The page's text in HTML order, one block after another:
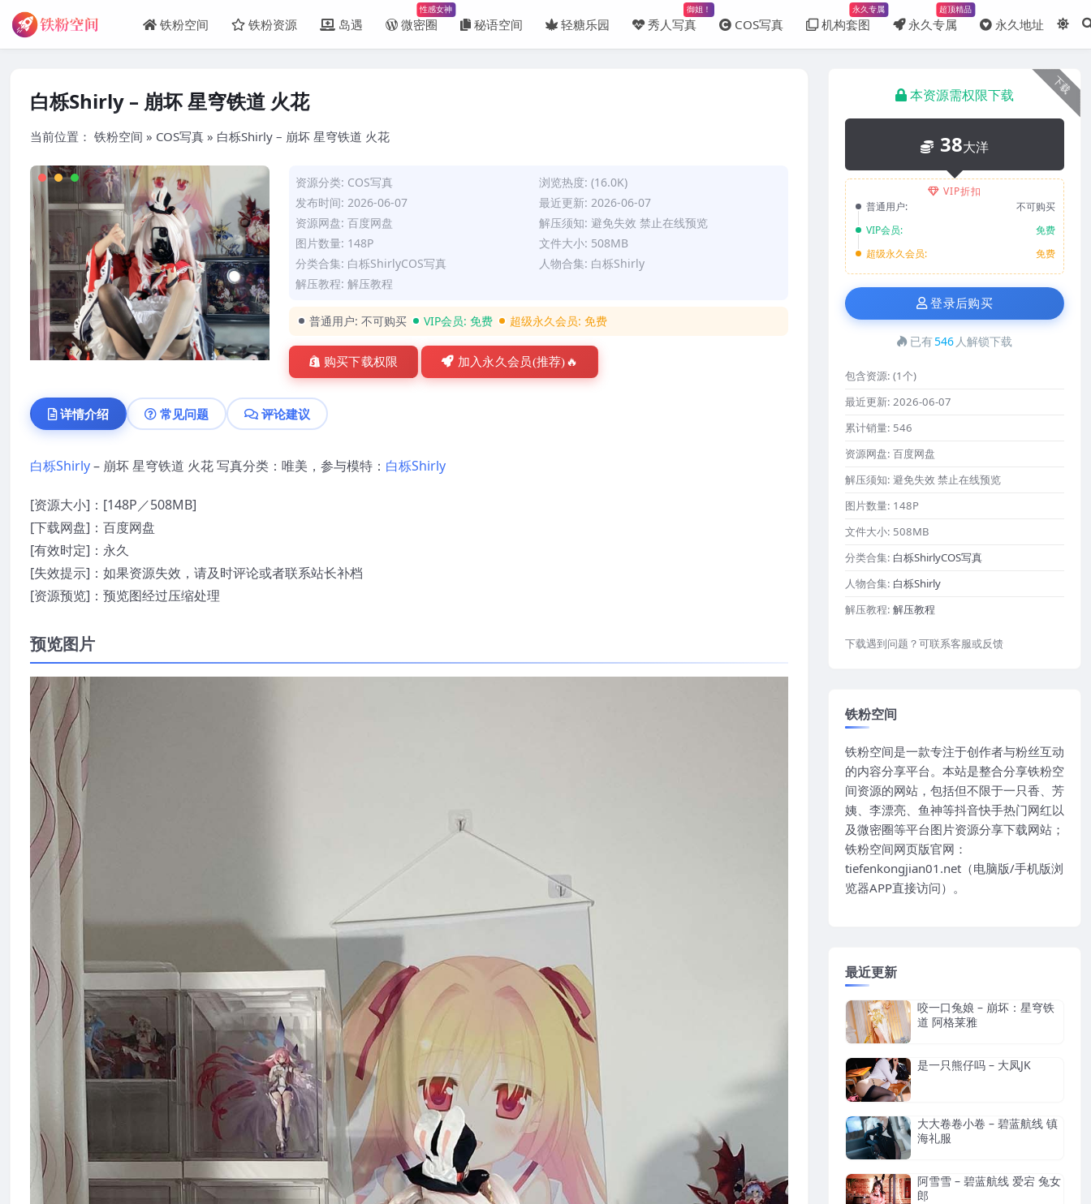
铁粉空间 铁粉资源 岛遇 微密圈
性感女神
秘语空间 轻糖乐园 秀人写真
御姐！
COS写真 机构套图
永久专属
永久专属
超顶精品
永久地址
白栎Shirly – 崩坏 星穹铁道 火花
当前位置： 铁粉空间 » COS写真 » 白栎Shirly – 崩坏 星穹铁道 火花
资源分类: COS写真
浏览热度: (16.0K)
发布时间: 2026-06-07
最近更新: 2026-06-07
资源网盘: 百度网盘
解压须知: 避免失效 禁止在线预览
图片数量: 148P
文件大小: 508MB
分类合集: 白栎ShirlyCOS写真 人物合集: 白栎Shirly
解压教程:解压教程
普通用户:不可购买 VIP会员:免费 超级永久会员:免费
购买下载权限 加入永久会员(推荐)🔥
详情介绍 常见问题 评论建议
白栎Shirly– 崩坏 星穹铁道 火花 写真分类：唯美，参与模特： 白栎Shirly
[资源大小]：[148P／508MB]
[下载网盘]：百度网盘
[有效时定]：永久
[失效提示]：如果资源失效，请及时评论或者联系站长补档
[资源预览]：预览图经过压缩处理
预览图片
下载
本资源需权限下载
38大洋
VIP折扣
普通用户:
不可购买
VIP会员:
免费
超级永久会员:
免费
登录后购买
已有546 人解锁下载
包含资源: (1个)
最近更新: 2026-06-07
累计销量: 546
资源网盘: 百度网盘
解压须知: 避免失效 禁止在线预览
图片数量: 148P
文件大小: 508MB
分类合集: 白栎ShirlyCOS写真
人物合集: 白栎Shirly
解压教程: 解压教程
下载遇到问题？可联系客服或反馈
铁粉空间
铁粉空间是一款专注于创作者与粉丝互动
的内容分享平台。本站是整合分享铁粉空
间资源的网站，包括但不限于一只香、芳
姨、李漂亮、鱼神等抖音快手热门网红以
及微密圈等平台图片资源分享下载网站；
铁粉空间网页版官网：
tiefenkongjian01.net（电脑版/手机版浏
览器APP直接访问）。
最近更新
咬一口兔娘 – 崩坏：星穹铁
道 阿格莱雅
是一只熊仔吗 – 大凤JK
大大卷卷小卷 – 碧蓝航线 镇
海礼服
阿雪雪 – 碧蓝航线 爱宕 兔女
郎